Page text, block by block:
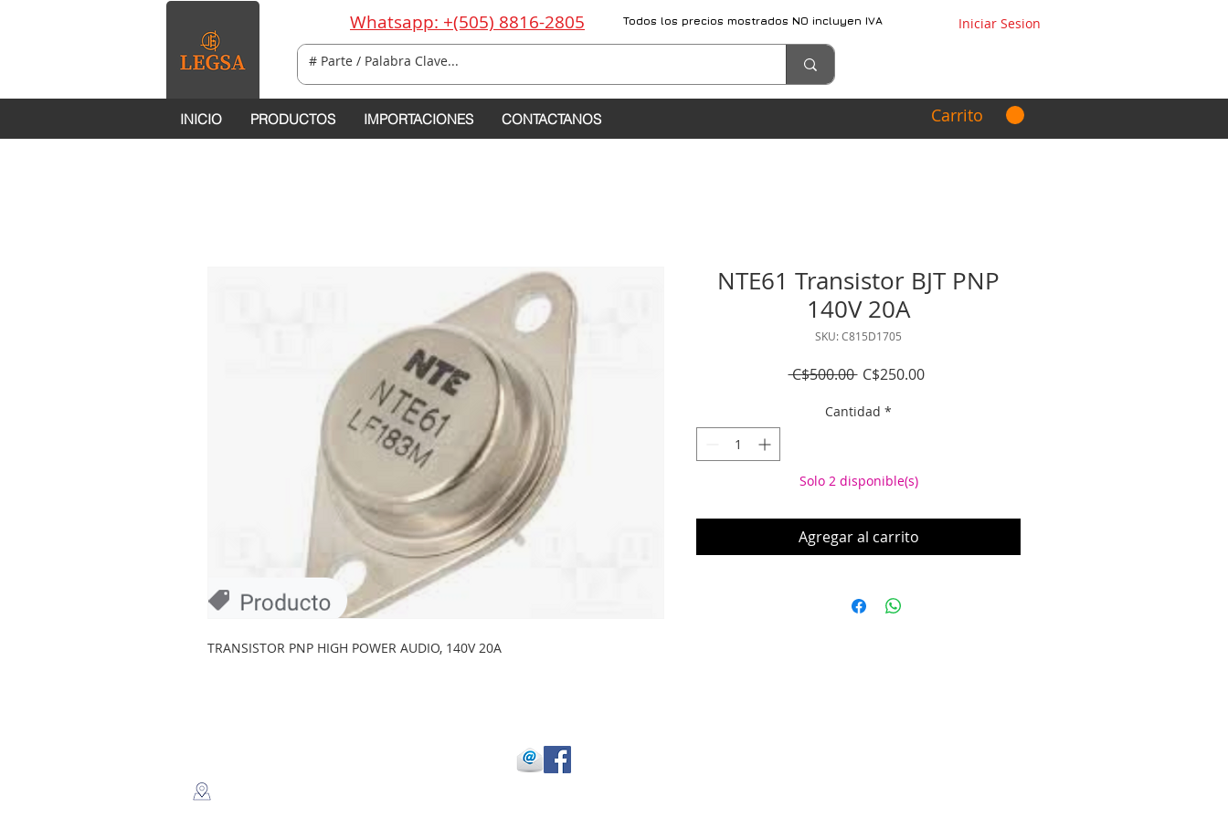
Whatsapp: +(505) 8816-2805 Todos los precios mostrados NO incluyen IVA Iniciar Sesion
INICIO PRODUCTOS IMPORTACIONES CONTACTANOS Carrito
TRANSISTOR PNP HIGH POWER AUDIO, 140V 20A
NTE61 Transistor BJT PNP
140V 20A
SKU: C815D1705
C$500.00 Precio
C$250.00Precio
Cantidad *
Solo 2 disponible(s)
Agregar al carrito